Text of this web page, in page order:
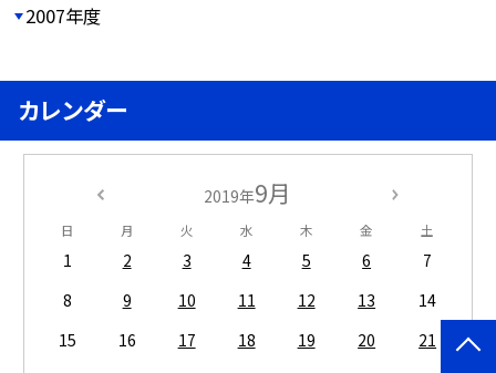
2007年度
カレンダー
2019年9月
日 月 火 水 木 金 土
1 2 3 4 5 6
7
8
9 10 11 12 13
14
15
16 17 18 19 20
21